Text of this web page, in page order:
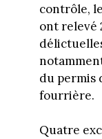
contrôle,
ont relevé
du permis
fourrière.
Quatre